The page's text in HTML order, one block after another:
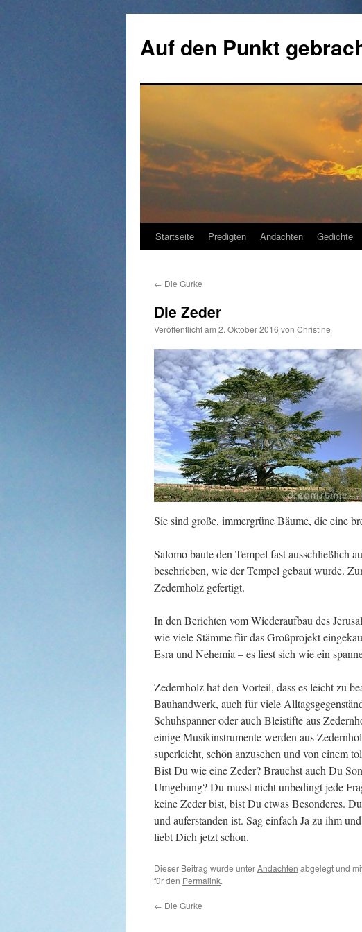
springen
Auf den Punkt
Startseite Predigten Andachten Gedichte
← Die Gurke
Die Zeder
Veröffentlicht am 2. Oktober 2016 von Christine
Sie sind große, immergrüne Bäume, die eine
Salomo baute den Tempel fast ausschließlich
beschrieben, wie der Tempel gebaut wurde.
Zedernholz gefertigt.
In den Berichten vom Wiederaufbau des
wie viele Stämme für das Großprojekt
Esra und Nehemia – es liest sich wie ein
Zedernholz hat den Vorteil, dass es leicht zu
Bauhandwerk, auch für viele
Schuhspanner oder auch Bleistifte aus
einige Musikinstrumente werden aus
superleicht, schön anzusehen und von einem
Bist Du wie eine Zeder? Brauchst auch Du
Umgebung? Du musst nicht unbedingt jede
keine Zeder bist, bist Du etwas Besonderes.
und auferstanden ist. Sag einfach Ja zu ihm
liebt Dich jetzt schon.
Dieser Beitrag wurde unterAndachten abgelegt und
für den Permalink.
← Die Gurke